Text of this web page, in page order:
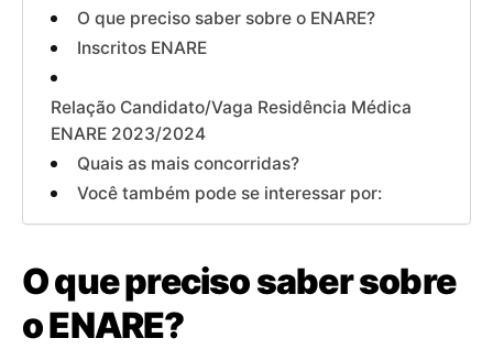
O que preciso saber sobre o ENARE?
Inscritos ENARE
Relação Candidato/Vaga Residência Médica
ENARE 2023/2024
Quais as mais concorridas?
Você também pode se interessar por:
O que preciso saber sobre
o ENARE?